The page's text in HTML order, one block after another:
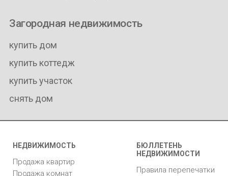
Загородная недвижимость
купить дом
купить коттедж
купить участок
снять дом
НЕДВИЖИМОСТЬ
Продажа квартир
Продажа комнат
БЮЛЛЕТЕНЬ
НЕДВИЖИМОСТИ
Правила перепечатки